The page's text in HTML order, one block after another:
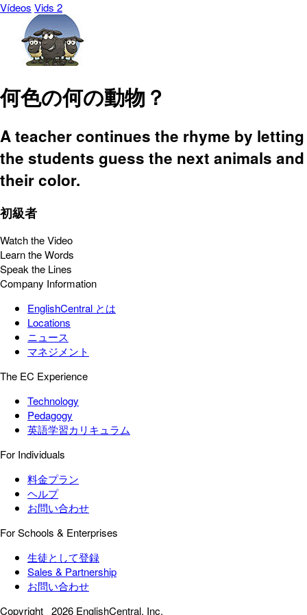
Vídeos Vids 2
何色の何の動物？
A teacher continues the rhyme by letting
the students guess the next animals and
their color.
初級者
Watch the Video
Learn the Words
Speak the Lines
Company Information
EnglishCentral とは
Locations
ニュース
マネジメント
The EC Experience
Technology
Pedagogy
英語学習カリキュラム
For Individuals
料金プラン
ヘルプ
お問い合わせ
For Schools & Enterprises
生徒として登録
Sales & Partnership
お問い合わせ
Copyright 2026 EnglishCentral, Inc.